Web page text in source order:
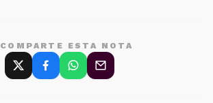
COMPARTE ESTA NOTA